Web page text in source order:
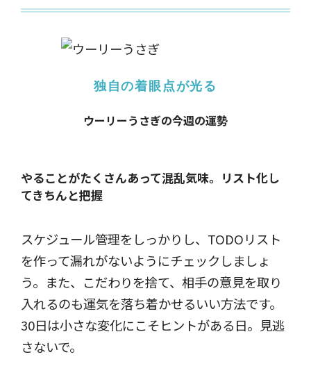
独自の着眼点が光る
ウーリーうさぎの今週の運勢
やることがたくさんあって混乱気味。 リスト化し
てきちんと把握
スケジュール管理をしっかりし、TODOリスト
を作って漏れがないようにチェックしましょ
う。また、こだわりを捨て、相手の意見を取り
入れるのも運気を落ち着かせるいい方法です。
30日は小さな変化にこそヒントがある日。見逃
さないで。